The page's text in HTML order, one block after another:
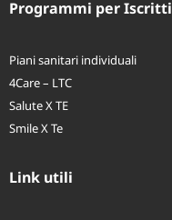
Programmi per Iscritti
Piani sanitari individuali
4Care – LTC
Salute X TE
Smile X Te
Link utili